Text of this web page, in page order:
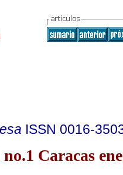
ISSN 0016-
Caracas